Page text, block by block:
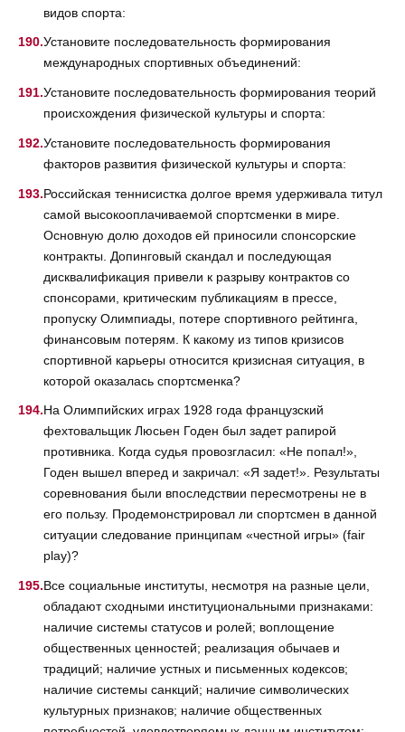
видов спорта:
Установите последовательность формирования
международных спортивных объединений:
Установите последовательность формирования теорий
происхождения физической культуры и спорта:
Установите последовательность формирования
факторов развития физической культуры и спорта:
Российская теннисистка долгое время удерживала титул
самой высокооплачиваемой спортсменки в мире.
Основную долю доходов ей приносили спонсорские
контракты. Допинговый скандал и последующая
дисквалификация привели к разрыву контрактов со
спонсорами, критическим публикациям в прессе,
пропуску Олимпиады, потере спортивного рейтинга,
финансовым потерям. К какому из типов кризисов
спортивной карьеры относится кризисная ситуация, в
которой оказалась спортсменка?
На Олимпийских играх 1928 года французский
фехтовальщик Люсьен Годен был задет рапирой
противника. Когда судья провозгласил: «Не попал!»,
Годен вышел вперед и закричал: «Я задет!». Результаты
соревнования были впоследствии пересмотрены не в
его пользу. Продемонстрировал ли спортсмен в данной
ситуации следование принципам «честной игры» (fair
play)?
Все социальные институты, несмотря на разные цели,
обладают сходными институциональными признаками:
наличие системы статусов и ролей; воплощение
общественных ценностей; реализация обычаев и
традиций; наличие устных и письменных кодексов;
наличие системы санкций; наличие символических
культурных признаков; наличие общественных